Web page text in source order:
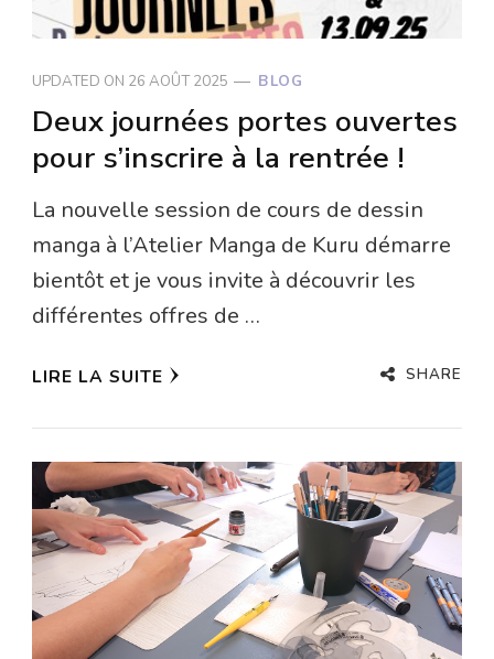
UPDATED ON 26 AOÛT 2025 BLOG
Deux journées portes ouvertes
pour s’inscrire à la rentrée !
La nouvelle session de cours de dessin
manga à l’Atelier Manga de Kuru démarre
bientôt et je vous invite à découvrir les
différentes offres de …
LIRE LA SUITE SHARE